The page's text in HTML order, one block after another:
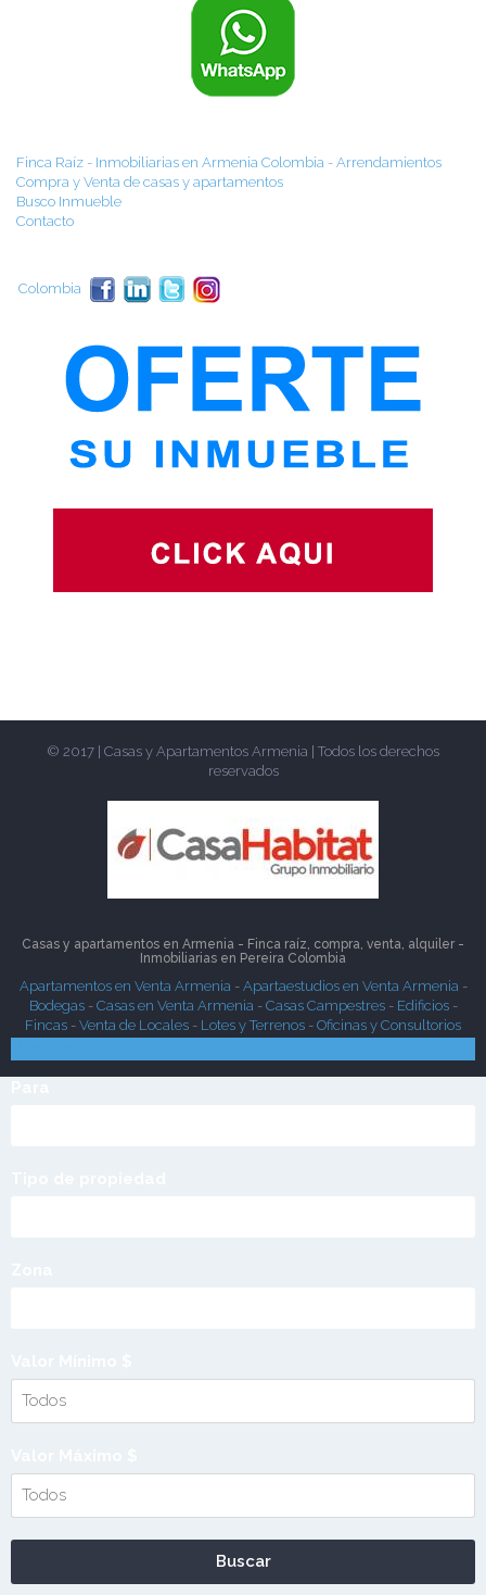
Finca Raíz - Inmobiliarias en Armenia Colombia - Arrendamientos
Compra y Venta de casas y apartamentos
Busco Inmueble
Contacto
Colombia
© 2017 | Casas y Apartamentos Armenia | Todos los derechos
reservados
Casas y apartamentos en Armenia - Finca raíz, compra, venta, alquiler -
Inmobiliarias en Pereira Colombia
Apartamentos en Venta Armenia - Apartaestudios en Venta Armenia -
Bodegas- Casas en Venta Armenia - Casas Campestres- Edificios-
Fincas - Venta de Locales - Lotes y Terrenos - Oficinas y Consultorios